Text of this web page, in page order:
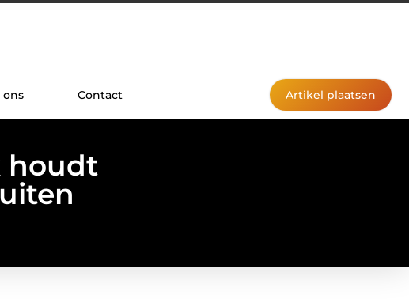
ons Contact Artikel plaatsen
houdt